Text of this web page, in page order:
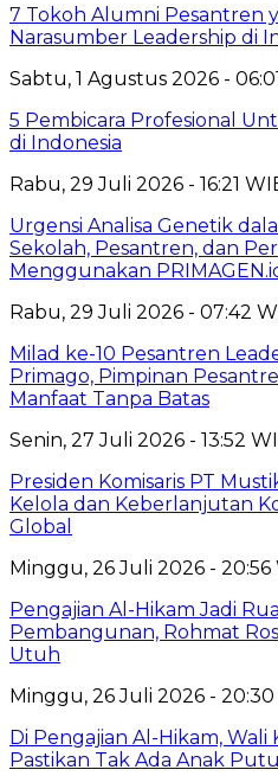
7 Tokoh Alumni Pesantren
Narasumber Leadership di
Sabtu, 1 Agustus 2026 -
5 Pembicara Profesional
di Indonesia
Rabu, 29 Juli 2026 - 16:21
Urgensi Analisa Genetik
Sekolah, Pesantren, dan
Menggunakan
Rabu, 29 Juli 2026 - 07:42
Milad ke-10 Pesantren
Primago, Pimpinan
Manfaat Tanpa Batas
Senin, 27 Juli 2026 - 13:52
Presiden Komisaris PT
Kelola dan Keberlanjutan
Global
Minggu, 26 Juli 2026 - 20:56
Pengajian Al-Hikam Jadi
Pembangunan, Rohmat
Utuh
Minggu, 26 Juli 2026 -
Di Pengajian Al-Hikam,
Pastikan Tak Ada Anak